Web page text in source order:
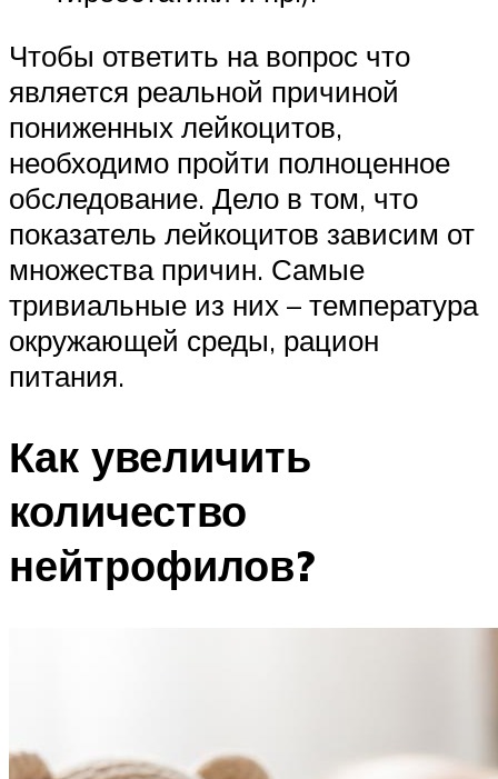
Чтобы ответить на вопрос что
является реальной причиной
пониженных лейкоцитов,
необходимо пройти полноценное
обследование. Дело в том, что
показатель лейкоцитов зависим от
множества причин. Самые
тривиальные из них – температура
окружающей среды, рацион
питания.
Как увеличить
количество
нейтрофилов?